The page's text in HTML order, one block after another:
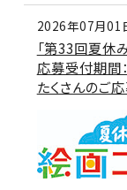
2026年07月01
「第33回夏休
応募受付期間
たくさんのご